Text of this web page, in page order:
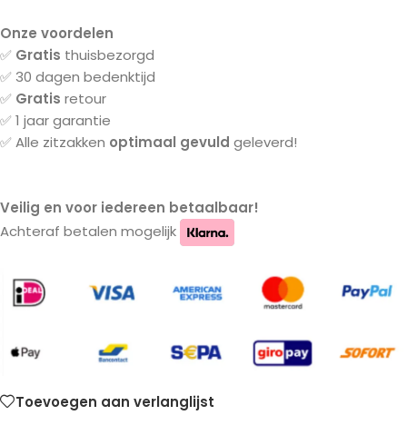
Onze voordelen
✅ Gratis thuisbezorgd
✅ 30 dagen bedenktijd
✅ Gratis retour
✅ 1 jaar garantie
✅ Alle zitzakken optimaal gevuld geleverd!
Veilig en voor iedereen betaalbaar!
Achteraf betalen mogelijk
Toevoegen aan verlanglijst